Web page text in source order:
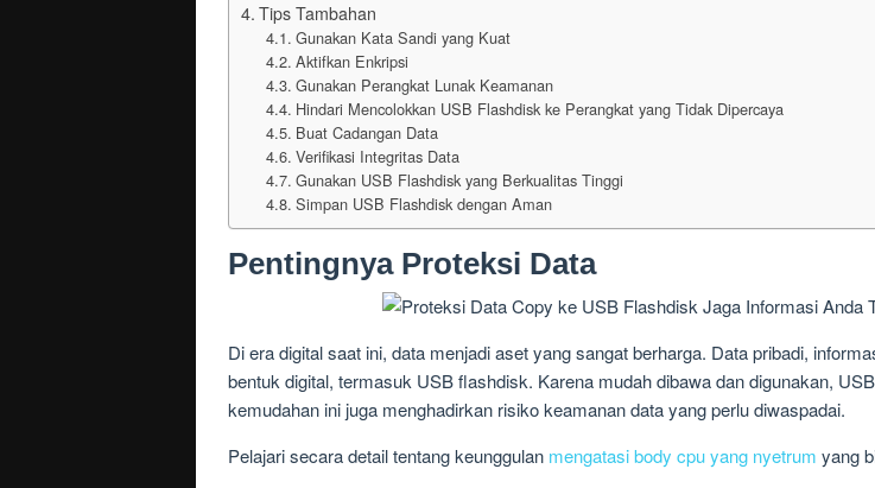
Tips Tambahan
Gunakan Kata Sandi yang Kuat
Aktifkan Enkripsi
Gunakan Perangkat Lunak Keamanan
Hindari Mencolokkan USB Flashdisk ke Perangkat yang Tidak Dipercaya
Buat Cadangan Data
Verifikasi Integritas Data
Gunakan USB Flashdisk yang Berkualitas Tinggi
Simpan USB Flashdisk dengan Aman
Pentingnya Proteksi Data
Di era digital saat ini, data menjadi aset yang sangat berharga. Data pribadi,
bentuk digital, termasuk USB flashdisk. Karena mudah dibawa dan digunakan,
kemudahan ini juga menghadirkan risiko keamanan data yang perlu diwaspadai.
Pelajari secara detail tentang keunggulan mengatasi body cpu yang nyetrum yang